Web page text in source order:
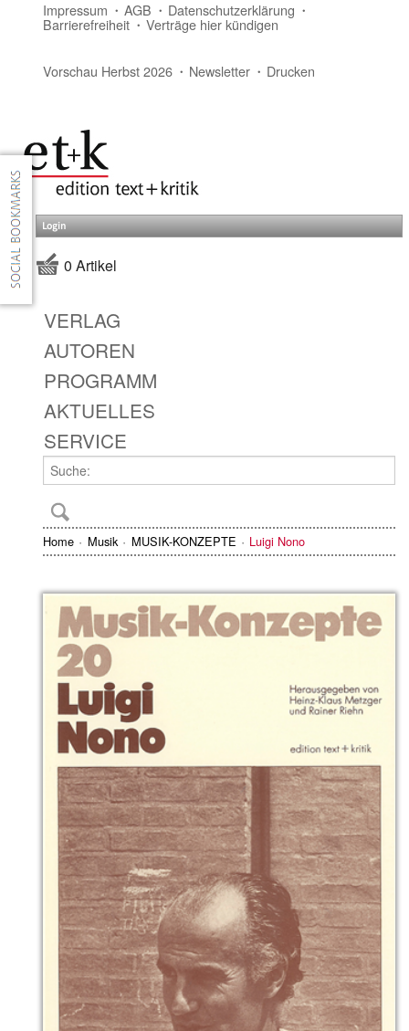
Impressum AGB Datenschutzerklärung
Barrierefreiheit Verträge hier kündigen
Vorschau Herbst 2026 Newsletter Drucken
Login
0 Artikel
VERLAG
AUTOREN
PROGRAMM
AKTUELLES
SERVICE
Home Musik MUSIK-KONZEPTE Luigi Nono